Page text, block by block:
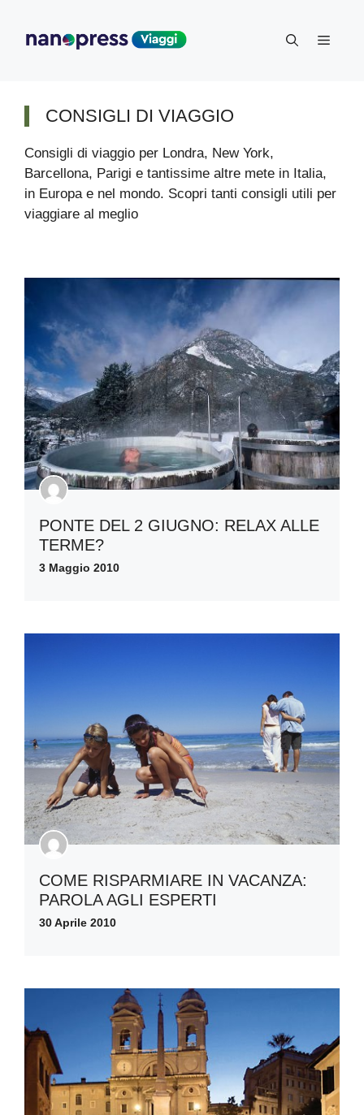
contenuto
Menu
CONSIGLI DI VIAGGIO
Consigli di viaggio per Londra, New York,
Barcellona, Parigi e tantissime altre mete in Italia,
in Europa e nel mondo. Scopri tanti consigli utili per
viaggiare al meglio
PONTE DEL 2 GIUGNO: RELAX ALLE
TERME?
3 Maggio 2010
COME RISPARMIARE IN VACANZA:
PAROLA AGLI ESPERTI
30 Aprile 2010